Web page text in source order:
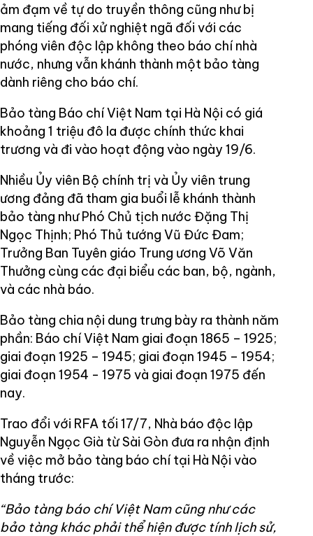
ảm đạm về tự do truyền thông cũng như bị
mang tiếng đối xử nghiệt ngã đối với các
phóng viên độc lập không theo báo chí nhà
nước, nhưng vẫn khánh thành một bảo tàng
dành riêng cho báo chí.
Bảo tàng Báo chí Việt Nam tại Hà Nội có giá
khoảng 1 triệu đô la được chính thức khai
trương và đi vào hoạt động vào ngày 19/6.
Nhiều Ủy viên Bộ chính trị và Ủy viên trung
ương đảng đã tham gia buổi lễ khánh thành
bảo tàng như Phó Chủ tịch nước Đặng Thị
Ngọc Thịnh; Phó Thủ tướng Vũ Đức Đam;
Trưởng Ban Tuyên giáo Trung ương Võ Văn
Thưởng cùng các đại biểu các ban, bộ, ngành,
và các nhà báo.
Bảo tàng chia nội dung trưng bày ra thành năm
phần: Báo chí Việt Nam giai đoạn 1865 – 1925;
giai đoạn 1925 – 1945; giai đoạn 1945 – 1954;
giai đoạn 1954 - 1975 và giai đoạn 1975 đến
nay.
Trao đổi với RFA tối 17/7, Nhà báo độc lập
Nguyễn Ngọc Già từ Sài Gòn đưa ra nhận định
về việc mở bảo tàng báo chí tại Hà Nội vào
tháng trước:
“Bảo tàng báo chí Việt Nam cũng như các
bảo tàng khác phải thể hiện được tính lịch sử,